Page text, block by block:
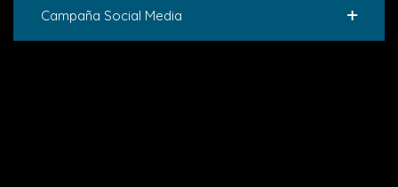
Campaña Social Media